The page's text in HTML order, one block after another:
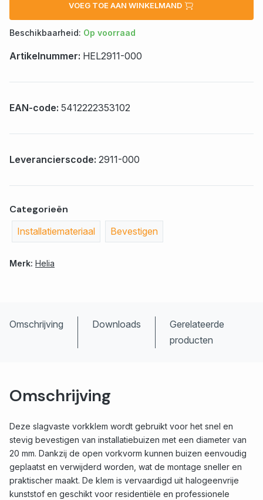
VOEG TOE AAN WINKELMAND
Beschikbaarheid: Op voorraad
Artikelnummer: HEL2911-000
EAN-code: 5412222353102
Leverancierscode: 2911-000
Categorieën
Installatiemateriaal Bevestigen
Merk: Helia
Omschrijving Downloads
Gerelateerde
producten
Omschrijving
Deze slagvaste vorkklem wordt gebruikt voor het snel en
stevig bevestigen van installatiebuizen met een diameter van
20 mm. Dankzij de open vorkvorm kunnen buizen eenvoudig
geplaatst en verwijderd worden, wat de montage sneller en
praktischer maakt. De klem is vervaardigd uit halogeenvrije
kunststof en geschikt voor residentiële en professionele